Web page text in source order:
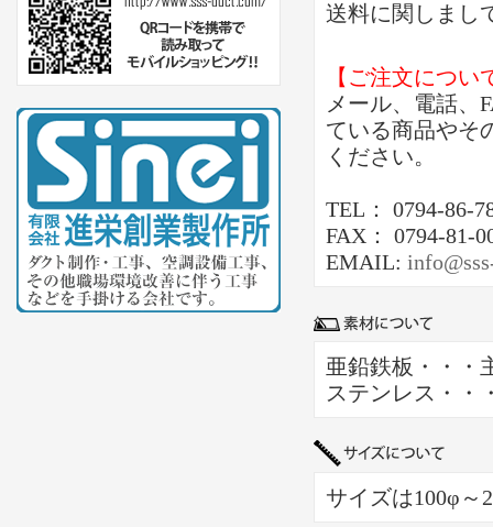
送料に関しまし
【ご注文につい
メール、電話、
ている商品やそ
ください。
TEL： 0794-86-
FAX： 0794-81-
EMAIL:
亜鉛鉄板・・・
ステンレス・
サイズは100φ～